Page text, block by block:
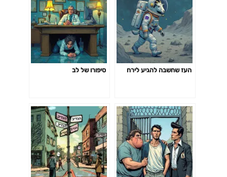
העז שחשבה להגיע לירח סיפורו של לב